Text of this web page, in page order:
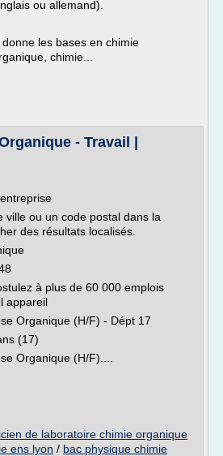
ou allemand).
les bases en chimie
chimie...
- Travail |
ville ou un code postal dans la
des résultats localisés.
à plus de 60 000 emplois
appareil
Organique (H/F) - Dépt 17
(17)
Organique (H/F)....
de laboratoire chimie organique
ens lyon / bac physique chimie